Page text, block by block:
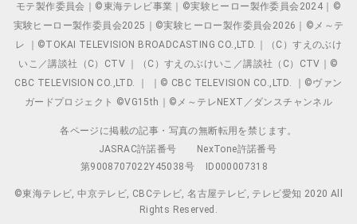
モテ製作委員会｜©東海テレビ事業｜©実験ヒーロー製作委員会2024｜©
実験ヒーロー製作委員会2025｜©実験ヒーロー製作委員会2026｜©メ～テ
レ ｜©TOKAI TELEVISION BROADCASTING CO.,LTD.｜（C）すえのぶけ
いこ／講談社（C）CTV ｜（C）すえのぶけいこ／講談社（C）CTV｜©
CBC TELEVISION CO.,LTD. ｜ ｜© CBC TELEVISION CO.,LTD. ｜©ヴァン
ガードプロジェクト ©VG15th｜©メ～テレNEXT／ダンスチャンネル
各ページに掲載の記事・写真の無断転用を禁じます。
JASRAC許諾番号
NexTone許諾番号
第9008707022Y45038号
ID000007318
©東海テレビ, 中京テレビ, CBCテレビ, 名古屋テレビ, テレビ愛知 2020 All
Rights Reserved.